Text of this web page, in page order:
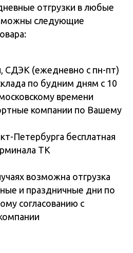
отгрузки в любые
следующие
СДЭК (ежедневно с пн-пт)
по будним дням с 10
времени
компании по Вашему
Петербурга бесплатная
ТК
возможна отгрузка
и праздничные дни по
согласованию с